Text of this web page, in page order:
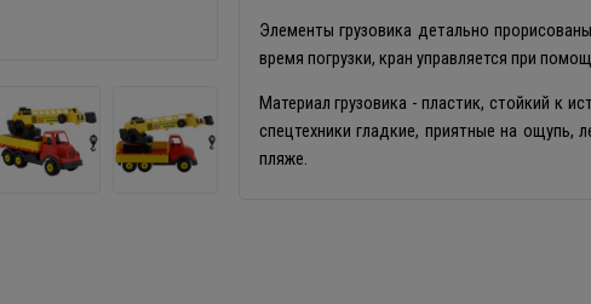
Элементы грузовика детально
время погрузки, кран управляется при
Материал грузовика - пластик, стойкий к
спецтехники гладкие, приятные на
пляже.